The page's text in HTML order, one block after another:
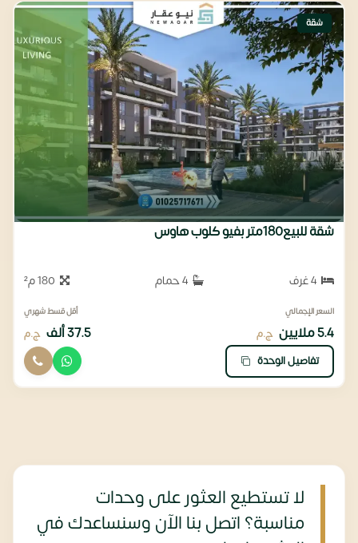
شقة
شقة للبيع180متر بفيو كلوب هاوس
السعر الإجمالي
5.4 ملايين ج.م
أقل قسط شهري
37.5 ألف ج.م
تفاصيل الوحدة
لا تستطيع العثور على وحدات
مناسبة؟ اتصل بنا الآن وسنساعدك في